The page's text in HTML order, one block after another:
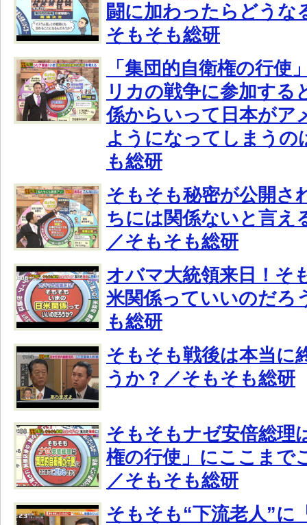
闘に加わったらどうな
そもそも総研
「集団的自衛権の行使
リカの戦争に参加する
係からいって日本がア
ようになってしまうの
も総研
そもそも秘密が公開さ
ちには関係ないと言え
／そもそも総研
オバマ大統領来日！そ
米関係っていいのだろ
も総研
そもそも戦後は本当に
うか？／そもそも総研
そもそもナゼ安倍総理
権の行使」にここまで
／そもそも総研
そもそも“下流老人”に